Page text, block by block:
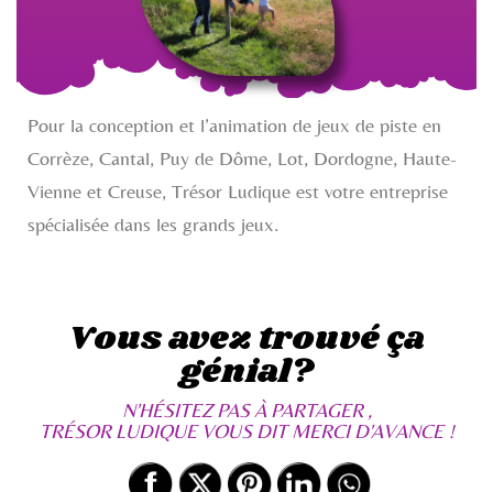
Pour la conception et l’animation de jeux de piste en
Corrèze, Cantal, Puy de Dôme, Lot, Dordogne, Haute-
Vienne et Creuse, Trésor Ludique est votre entreprise
spécialisée dans les grands jeux.
Vous avez trouvé ça
génial?
N'HÉSITEZ PAS À PARTAGER ,
TRÉSOR LUDIQUE VOUS DIT MERCI D'AVANCE !